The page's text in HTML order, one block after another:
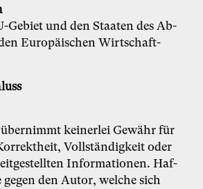
Ge­biet und den Staa­ten des Ab­
Eu­ro­päi­schen Wirt­schaft­
über­nimmt kei­ner­lei Ge­währ für
Voll­stän­dig­keit oder
In­for­ma­tio­nen. Haf­
den Au­tor, wel­che sich